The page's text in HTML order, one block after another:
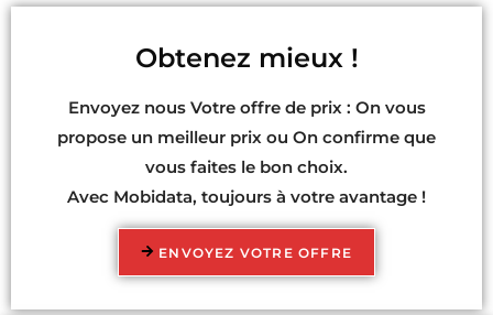
Obtenez mieux !
Envoyez nous Votre offre de prix : On vous
propose un meilleur prix ou On confirme que
vous faites le bon choix.
Avec Mobidata, toujours à votre avantage !
ENVOYEZ VOTRE OFFRE